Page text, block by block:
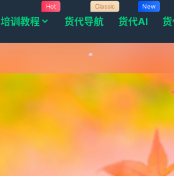
培训教程
Hot
货代导航
Classic
货代AI
New